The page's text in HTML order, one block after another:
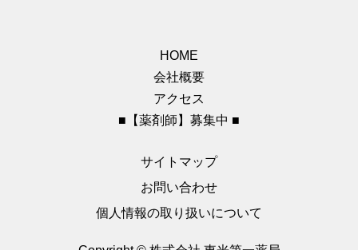
HOME
会社概要
アクセス
■【薬剤師】募集中 ■
サイトマップ
お問い合わせ
個人情報の取り扱いについて